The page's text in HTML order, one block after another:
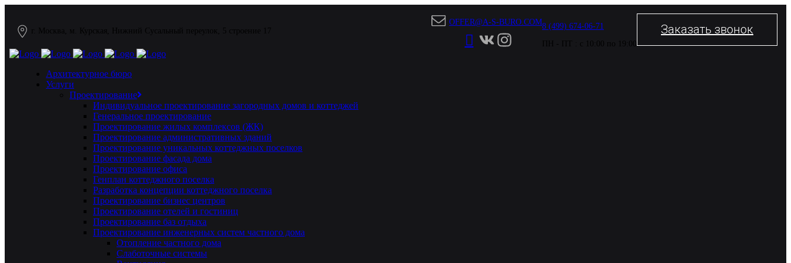
г. Москва, м. Курская, Нижний Сусальный переулок, 5 строение 17
OFFER@A-S-BURO.COM8 (499) 674-06-71
ПН - ПТ : с 10:00 по 19:00
Заказать звонок
Архитектурное бюро
Услуги
Проектирование
Индивидуальное проектирование загородных домов и коттеджей
Генеральное проектирование
Проектирование жилых комплексов (ЖК)
Проектирование административных зданий
Проектирование уникальных коттеджных поселков
Проектирование фасада дома
Проектирование офиса
Генплан коттеджного поселка
Разработка концепции коттеджного поселка
Проектирование бизнес центров
Проектирование отелей и гостиниц
Проектирование баз отдыха
Проектирование инженерных систем частного дома
Отопление частного дома
Слаботочные системы